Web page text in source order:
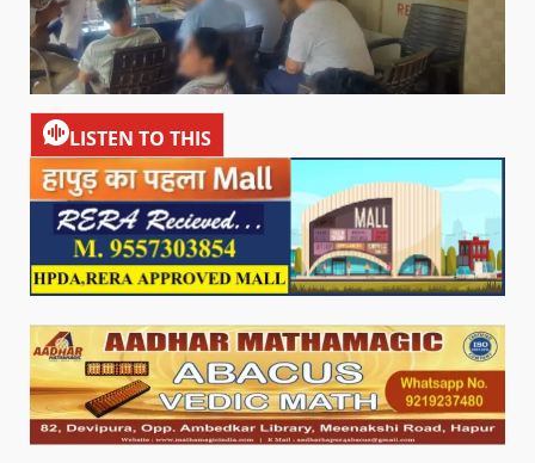
LISTEN TO THIS